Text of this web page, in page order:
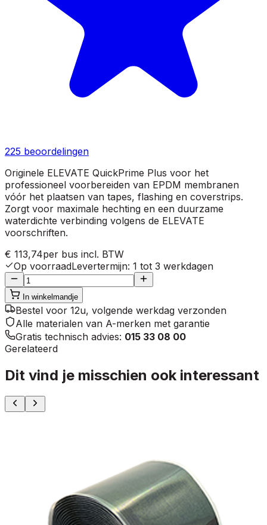
225 beoordelingen
Originele ELEVATE QuickPrime Plus voor het
professioneel voorbereiden van EPDM membranen
vóór het plaatsen van tapes, flashing en coverstrips.
Zorgt voor maximale hechting en een duurzame
waterdichte verbinding volgens de ELEVATE
voorschriften.
€ 113,74per bus incl. BTW
Op voorraadLevertermijn: 1 tot 3 werkdagen
In winkelmandje
Bestel voor 12u, volgende werkdag verzonden
Alle materialen van A-merken met garantie
Gratis technisch advies: 015 33 08 00
Gerelateerd
Dit vind je misschien ook interessant